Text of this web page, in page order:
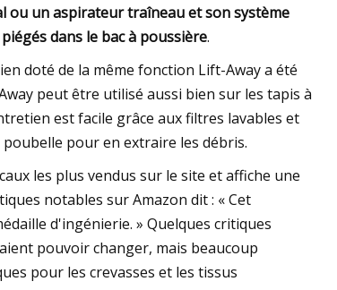
ou un aspirateur traîneau et son système
dans le bac à poussière.
doté de la même fonction Lift-Away a été
peut être utilisé aussi bien sur les tapis à
est facile grâce aux filtres lavables et
pour en extraire les débris.
les plus vendus sur le site et affiche une
notables sur Amazon dit : « Cet
d'ingénierie. » Quelques critiques
pouvoir changer, mais beaucoup
pour les crevasses et les tissus